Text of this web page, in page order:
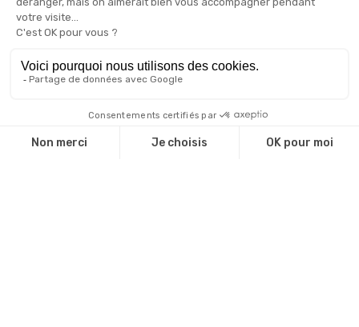
ÉVÈNEMENTIEL B2B
Programmes de parrainage